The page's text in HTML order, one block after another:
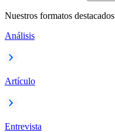
Nuestros formatos destacados
Análisis
Artículo
Entrevista